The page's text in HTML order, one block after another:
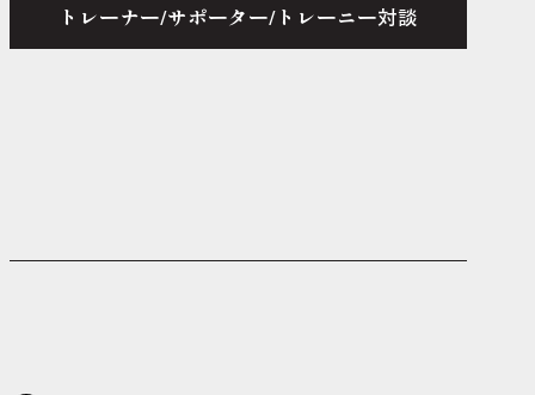
トレーナー/サポーター/トレーニー対談